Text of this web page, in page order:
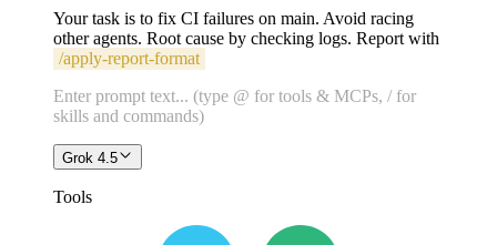
Your task is to fix CI failures on main. Avoid racing
other agents. Root cause by checking logs. Report with
/apply-report-format
Enter prompt text... (type @ for tools & MCPs, / for
skills and commands)
Grok 4.5
Tools